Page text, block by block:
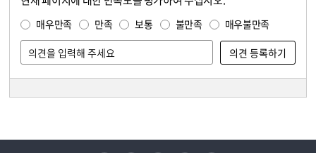
매우만족 만족 보통 불만족 매우불만족
유튜브 페이스북 인스타그램 블로그 트위터